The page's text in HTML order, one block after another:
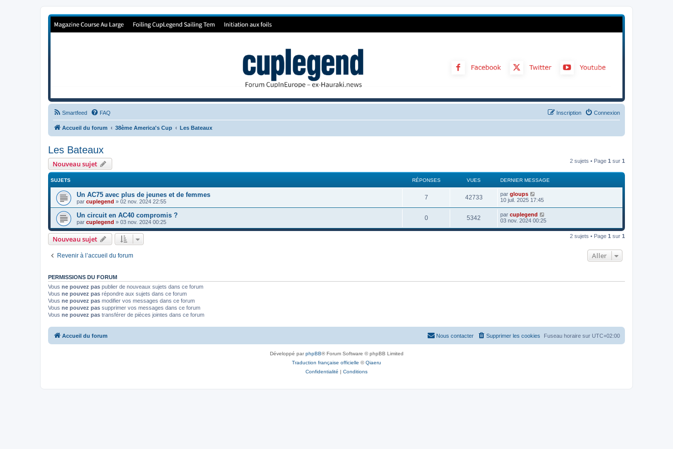
Forum de Cup In Europe
Smartfeed FAQ Connexion
Inscription
Accueil du forum 38ème America's Cup Les Bateaux
Les Bateaux
Nouveau sujet 2 sujets • Page 1 sur 1
SUJETS RÉPONSES VUES DERNIER MESSAGE
Un AC75 avec plus de jeunes et de femmes
par cuplegend » 02 nov. 2024 22:55
7 42733 par gloups
10 juil. 2025 17:45
Un circuit en AC40 compromis ?
par cuplegend » 03 nov. 2024 00:25
0 5342 par cuplegend
03 nov. 2024 00:25
Nouveau sujet 2 sujets • Page 1 sur 1
Revenir à l’accueil du forum Aller
PERMISSIONS DU FORUM
Vous ne pouvez pas publier de nouveaux sujets dans ce forum
Vous ne pouvez pas répondre aux sujets dans ce forum
Vous ne pouvez pas modifier vos messages dans ce forum
Vous ne pouvez pas supprimer vos messages dans ce forum
Vous ne pouvez pas transférer de pièces jointes dans ce forum
Accueil du forum Fuseau horaire sur UTC+02:00
Supprimer les cookies
Nous contacter
Développé parphpBB® Forum Software © phpBB Limited
Traduction française officielle ©Qiaeru
Confidentialité | Conditions